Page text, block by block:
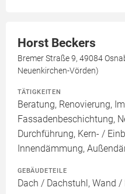
Horst Beckers
Bremer Straße 9, 49084
Neuenkirchen-Vörden)
TÄTIGKEITEN
Beratung, Renovierung,
Fassadenbeschichtung,
Durchführung, Kern- /
Innendämmung,
GEBÄUDETEILE
Dach / Dachstuhl, Wand /